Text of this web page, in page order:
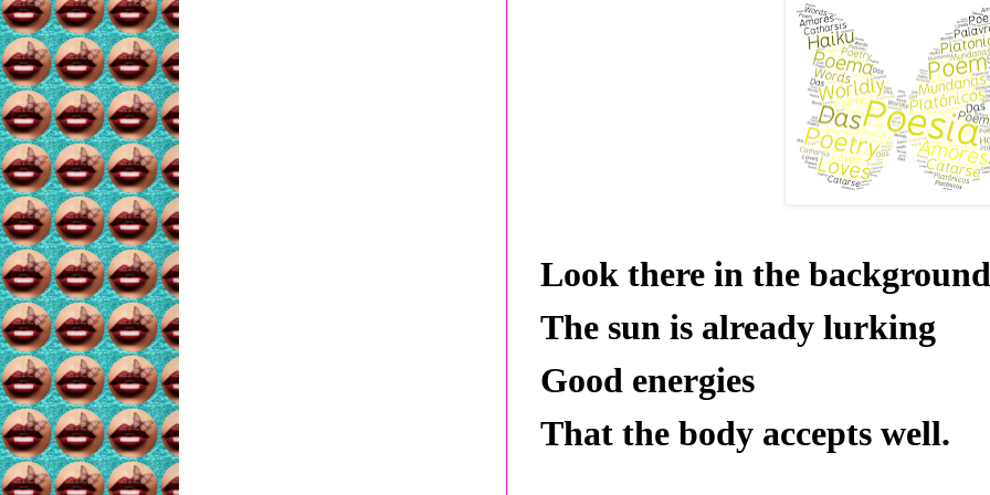
Look there in the background
The sun is already lurking
Good energies
That the body accepts well.